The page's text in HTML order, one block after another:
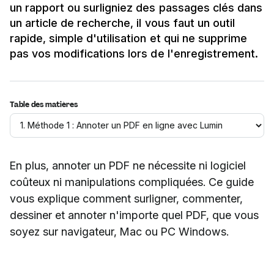
un rapport ou surligniez des passages clés dans
un article de recherche, il vous faut un outil
rapide, simple d'utilisation et qui ne supprime
pas vos modifications lors de l'enregistrement.
Table des matières
En plus, annoter un PDF ne nécessite ni logiciel
coûteux ni manipulations compliquées. Ce guide
vous explique comment surligner, commenter,
dessiner et annoter n'importe quel PDF, que vous
soyez sur navigateur, Mac ou PC Windows.